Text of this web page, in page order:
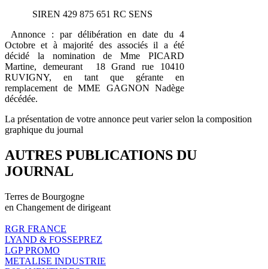
SIREN 429 875 651 RC SENS
Annonce : par délibération en date du 4
Octobre et à majorité des associés il a été
décidé la nomination de Mme PICARD
Martine, demeurant 18 Grand rue 10410
RUVIGNY, en tant que gérante en
remplacement de MME GAGNON Nadège
décédée.
La présentation de votre annonce peut varier selon la composition
graphique du journal
AUTRES PUBLICATIONS DU
JOURNAL
Terres de Bourgogne
en Changement de dirigeant
RGR FRANCE
LYAND & FOSSEPREZ
LGP PROMO
METALISE INDUSTRIE